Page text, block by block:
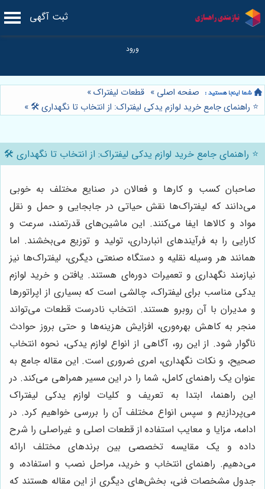
ثبت آگهی
صفحه اصلی » قطعات لیفتراک»
⭐️ راهنمای جامع خرید لوازم یدکی لیفتراک: از انتخاب تا نگهداری 🛠️»
⭐️ راهنمای جامع خرید لوازم یدکی لیفتراک: از انتخاب تا نگهداری 🛠️
صاحبان کسب و کارها و فعالان در صنایع مختلف به خوبی
می‌دانند که لیفتراک‌ها نقش حیاتی در جابجایی و حمل و نقل
مواد و کالاها ایفا می‌کنند. این ماشین‌های قدرتمند، سرعت و
کارایی را به فرآیندهای انبارداری، تولید و توزیع می‌بخشند. اما
همانند هر وسیله نقلیه و دستگاه صنعتی دیگری، لیفتراک‌ها نیز
نیازمند نگهداری و تعمیرات دوره‌ای هستند. یافتن و خرید لوازم
یدکی مناسب برای لیفتراک، چالشی است که بسیاری از اپراتورها
و مدیران با آن روبرو هستند. انتخاب نادرست قطعات می‌تواند
منجر به کاهش بهره‌وری، افزایش هزینه‌ها و حتی بروز حوادث
ناگوار شود. از این رو، آگاهی از انواع لوازم یدکی، نحوه انتخاب
صحیح، و نکات نگهداری، امری ضروری است. این مقاله جامع به
عنوان یک راهنمای کامل، شما را در این مسیر همراهی می‌کند. در
این راهنما، ابتدا به تعریف و کلیات لوازم یدکی لیفتراک
می‌پردازیم و سپس انواع مختلف آن را بررسی خواهیم کرد. در
ادامه، مزایا و معایب استفاده از قطعات اصلی و غیراصلی را شرح
داده و یک مقایسه تخصصی بین برندهای مختلف ارائه
می‌دهیم. راهنمای انتخاب و خرید، مراحل نصب و استفاده، و
جدول مشخصات فنی، بخش‌های دیگری از این مقاله هستند که